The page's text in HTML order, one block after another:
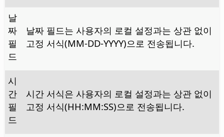
날
짜
필
드
날짜 필드는 사용자의 로컬 설정과는 상관 없이
고정 서식(MM-DD-YYYY)으로 전송됩니다.
시
간
필
드
시간 서식은 사용자의 로컬 설정과는 상관 없이
고정 서식(HH:MM:SS)으로 전송됩니다.